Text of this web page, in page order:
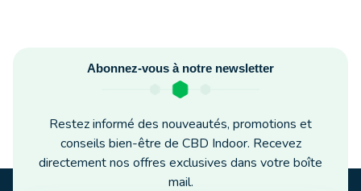
Abonnez-vous à notre newsletter
Restez informé des nouveautés, promotions et
conseils bien-être de CBD Indoor. Recevez
directement nos offres exclusives dans votre boîte
mail.